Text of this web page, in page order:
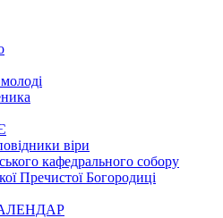
віри
кафедрального собору
Пречистої Богородиці